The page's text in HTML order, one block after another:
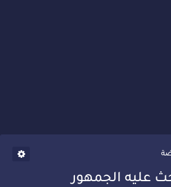
عليه الجمهور